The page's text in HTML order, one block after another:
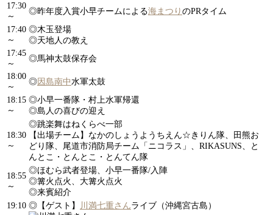
17:30
～
◎昨年度入賞小早チームによる海まつり のPRタイム
17:40
～
◎木玉登場
◎天地人の教え
17:45
～
◎馬神太鼓保存会
18:00
～
◎因島南中水軍太鼓
18:15
～
◎小早一番隊・村上水軍帰還
◎島人の喜びの迎え
18:30
～
◎跳楽舞はねくらべ一部
【出場チーム】なかのしょうようちえん☆きりん隊、田熊お
どり隊、尾道市消防局チーム「ニコラス」、RIKASUNS、と
んとこ・とんとこ・とんてん隊
18:55
～
◎ほむら武者登場、小早一番隊/入陣
◎篝火点火、大篝火点火
◎来賓紹介
19:10 ◎【ゲスト】 川満七重さんライブ（沖縄宮古島）